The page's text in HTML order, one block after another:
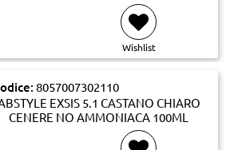
Wishlist
8057007302110
EXSIS 5.1 CASTANO CHIARO
CENERE NO AMMONIACA 100ML